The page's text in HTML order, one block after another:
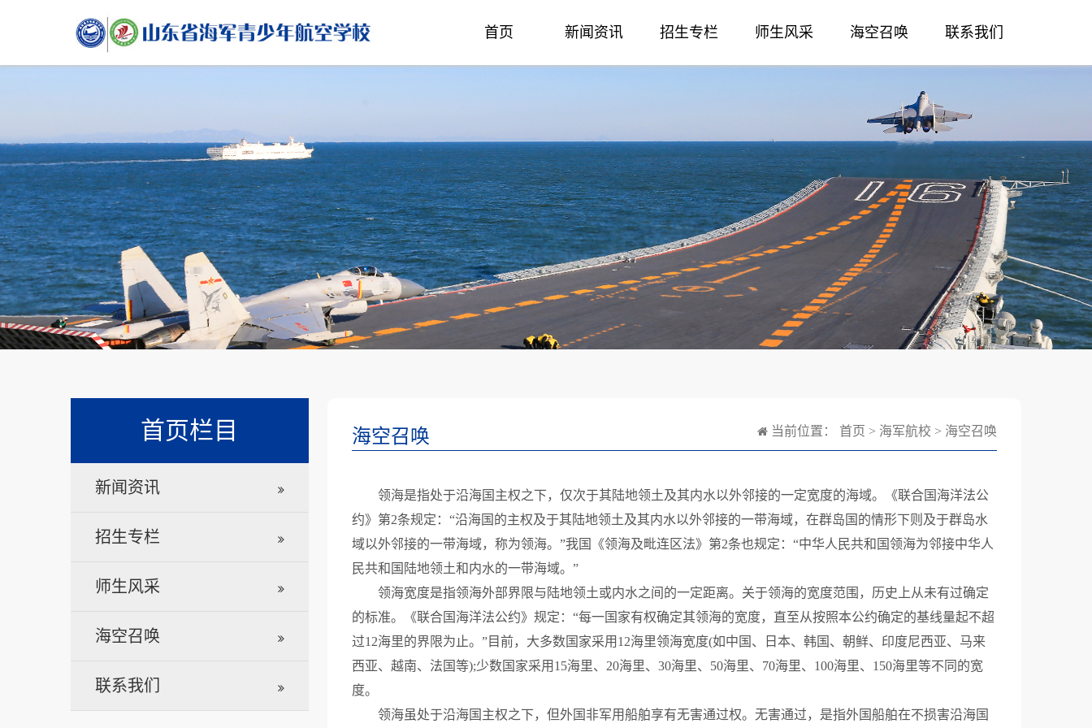
首页 新闻资讯 招生专栏 师生风采
雏鹰风采
海空召唤 联系我们
首页栏目
新闻资讯
招生专栏
师生风采
海空召唤
联系我们
海空召唤 当前位置： 首页 > 海军航校 > 海空召唤
领海是指处于沿海国主权之下，仅次于其陆地领土及其内水以外邻接的一定宽度的海域。《联合国海洋法公
约》第2条规定：“沿海国的主权及于其陆地领土及其内水以外邻接的一带海域，在群岛国的情形下则及于群岛水
域以外邻接的一带海域，称为领海。”我国《领海及毗连区法》第2条也规定：“中华人民共和国领海为邻接中华人
民共和国陆地领土和内水的一带海域。”
领海宽度是指领海外部界限与陆地领土或内水之间的一定距离。关于领海的宽度范围，历史上从未有过确定
的标准。《联合国海洋法公约》规定：“每一国家有权确定其领海的宽度，直至从按照本公约确定的基线量起不超
过12海里的界限为止。”目前，大多数国家采用12海里领海宽度(如中国、日本、韩国、朝鲜、印度尼西亚、马来
西亚、越南、法国等);少数国家采用15海里、20海里、30海里、50海里、70海里、100海里、150海里等不同的宽
度。
领海虽处于沿海国主权之下，但外国非军用船舶享有无害通过权。无害通过，是指外国船舶在不损害沿海国